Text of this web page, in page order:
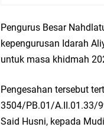
Pengurus Besar
kepengurusan Idarah
untuk masa khidmah
Pengesahan tersebut
3504/PB.01/A.II.01.33/
Said Husni, kepada